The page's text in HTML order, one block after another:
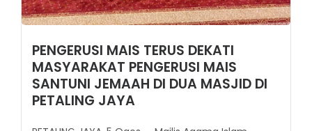
PENGERUSI MAIS TERUS DEKATI
MASYARAKAT PENGERUSI MAIS
SANTUNI JEMAAH DI DUA MASJID DI
PETALING JAYA